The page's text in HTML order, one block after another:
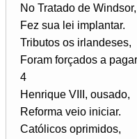
No Tratado de Windsor,
Fez sua lei implantar.
Tributos os irlandeses,
Foram forçados a
4
Henrique VIII, ousado,
Reforma veio iniciar.
Católicos oprimidos,